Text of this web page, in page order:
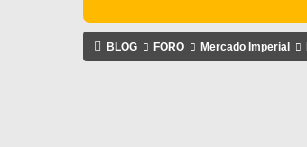
BLOG FORO Mercado Imperial